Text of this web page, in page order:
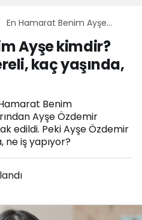
En Hamarat Benim Ayşe
kaç yaşında, ne iş yapıyor?
Ayşe kimdir?
kaç yaşında,
Benim
Ayşe Özdemir
edildi. Peki Ayşe Özdemir
ne iş yapıyor?